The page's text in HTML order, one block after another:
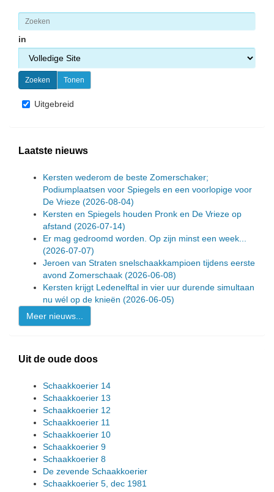
in
Uitgebreid
Laatste nieuws
Kersten wederom de beste Zomerschaker;
Podiumplaatsen voor Spiegels en een voorlopige voor
De Vrieze (2026-08-04)
Kersten en Spiegels houden Pronk en De Vrieze op
afstand (2026-07-14)
Er mag gedroomd worden. Op zijn minst een week...
(2026-07-07)
Jeroen van Straten snelschaakkampioen tijdens eerste
avond Zomerschaak (2026-06-08)
Kersten krijgt Ledenelftal in vier uur durende simultaan
nu wél op de knieën (2026-06-05)
Meer nieuws...
Uit de oude doos
Schaakkoerier 14
Schaakkoerier 13
Schaakkoerier 12
Schaakkoerier 11
Schaakkoerier 10
Schaakkoerier 9
Schaakkoerier 8
De zevende Schaakkoerier
Schaakkoerier 5, dec 1981